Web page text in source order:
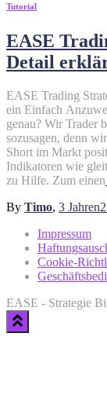
Tutorial
EASE
Detail
EASE Trading
ein Einfach
genau? Wir Trader
sozusagen, denn
Short im Markt
Indikatoren wie
zu Hilfe. Zum einen
By Timo, 3 Jahren
Impressum
Cookie-
EASE - Strategie